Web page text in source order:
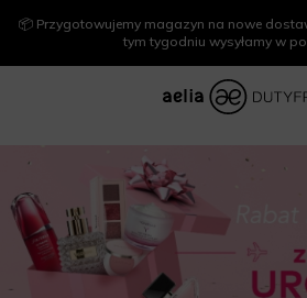
📦 Przygotowujemy magazyn na nowe
tym tygodniu wysyłamy w